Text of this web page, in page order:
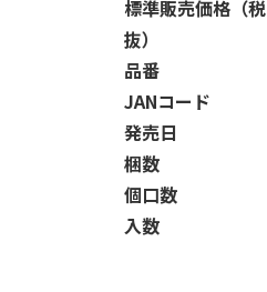
標準販売価格（税
抜）
品番
JANコード
発売日
梱数
個口数
入数